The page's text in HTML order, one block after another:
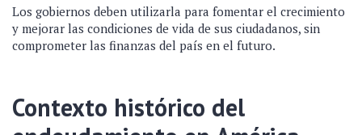
Los gobiernos deben utilizarla para fomentar el crecimiento
y mejorar las condiciones de vida de sus ciudadanos, sin
comprometer las finanzas del país en el futuro.
Contexto histórico del